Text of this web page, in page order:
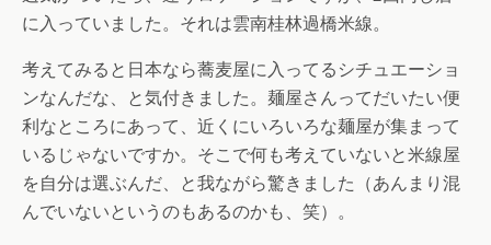
に入っていました。それは雲南桂林過橋米線。
考えてみると日本なら蕎麦屋に入ってるシチュエーショ
ンなんだな、と気付きました。麺屋さんってだいたい便
利なところにあって、近くにいろいろな麺屋が集まって
いるじゃないですか。そこで何も考えていないと米線屋
を自分は選ぶんだ、と我ながら驚きました（あんまり混
んでいないというのもあるのかも、笑）。